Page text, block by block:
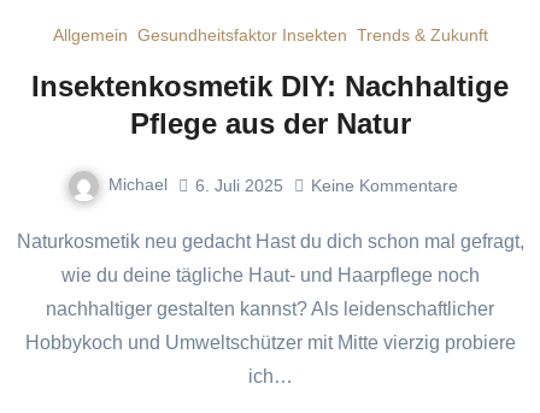
Allgemein Gesundheitsfaktor Insekten Trends & Zukunft
Insektenkosmetik DIY: Nachhaltige
Pflege aus der Natur
Michael 6. Juli 2025 Keine Kommentare
Naturkosmetik neu gedacht Hast du dich schon mal gefragt,
wie du deine tägliche Haut- und Haarpflege noch
nachhaltiger gestalten kannst? Als leidenschaftlicher
Hobbykoch und Umweltschützer mit Mitte vierzig probiere
ich…